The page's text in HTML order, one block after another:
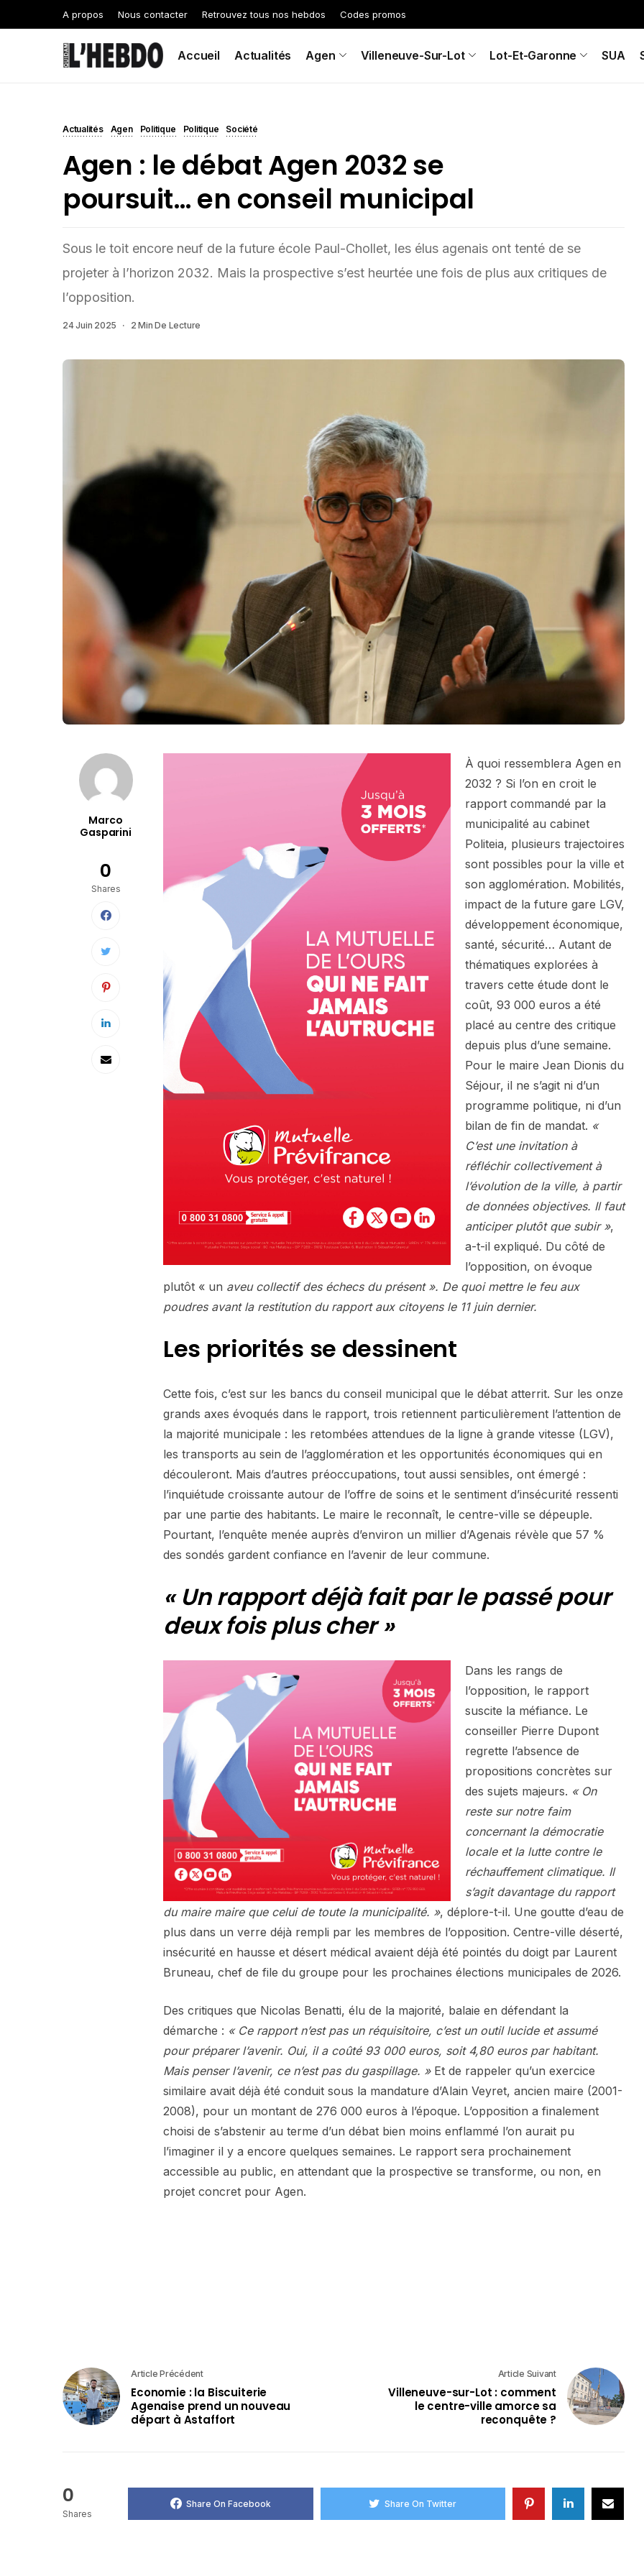
A propos Nous contacter Retrouvez tous nos hebdos Codes promos
Accueil Actualités Agen Villeneuve-Sur-Lot Lot-Et-Garonne SUA
Actualités Agen Politique Politique Société
Agen : le débat Agen 2032 se
poursuit… en conseil municipal
Sous le toit encore neuf de la future école Paul-Chollet, les élus agenais ont tenté de se
projeter à l’horizon 2032. Mais la prospective s’est heurtée une fois de plus aux critiques de
l’opposition.
24 Juin 2025 2 Min De Lecture
Marco
Gasparini
0
Shares
À quoi ressemblera Agen en
2032 ? Si l’on en croit le
rapport commandé par la
municipalité au cabinet
Politeia, plusieurs trajectoires
sont possibles pour la ville et
son agglomération. Mobilités,
impact de la future gare LGV,
développement économique,
santé, sécurité… Autant de
thématiques explorées à
travers cette étude dont le
coût, 93 000 euros a été
placé au centre des critique
depuis plus d’une semaine.
Pour le maire Jean Dionis du
Séjour, il ne s’agit ni d’un
programme politique, ni d’un
bilan de fin de mandat. «
C’est une invitation à
réfléchir collectivement à
l’évolution de la ville, à partir
de données objectives. Il faut
anticiper plutôt que subir »,
a-t-il expliqué. Du côté de
l’opposition, on évoque
plutôt « un aveu collectif des échecs du présent ». De quoi mettre le feu aux
poudres avant la restitution du rapport aux citoyens le 11 juin dernier.
Les priorités se dessinent
Cette fois, c’est sur les bancs du conseil municipal que le débat atterrit. Sur les onze
grands axes évoqués dans le rapport, trois retiennent particulièrement l’attention de
la majorité municipale : les retombées attendues de la ligne à grande vitesse (LGV),
les transports au sein de l’agglomération et les opportunités économiques qui en
découleront. Mais d’autres préoccupations, tout aussi sensibles, ont émergé :
l’inquiétude croissante autour de l’offre de soins et le sentiment d’insécurité ressenti
par une partie des habitants. Le maire le reconnaît, le centre-ville se dépeuple.
Pourtant, l’enquête menée auprès d’environ un millier d’Agenais révèle que 57 %
des sondés gardent confiance en l’avenir de leur commune.
« Un rapport déjà fait par le passé pour
deux fois plus cher »
Dans les rangs de
l’opposition, le rapport
suscite la méfiance. Le
conseiller Pierre Dupont
regrette l’absence de
propositions concrètes sur
des sujets majeurs. « On
reste sur notre faim
concernant la démocratie
locale et la lutte contre le
réchauffement climatique. Il
s’agit davantage du rapport
du maire maire que celui de toute la municipalité. », déplore-t-il. Une goutte d’eau de
plus dans un verre déjà rempli par les membres de l’opposition. Centre-ville déserté,
insécurité en hausse et désert médical avaient déjà été pointés du doigt par Laurent
Bruneau, chef de file du groupe pour les prochaines élections municipales de 2026.
Des critiques que Nicolas Benatti, élu de la majorité, balaie en défendant la
démarche : « Ce rapport n’est pas un réquisitoire, c’est un outil lucide et assumé
pour préparer l’avenir. Oui, il a coûté 93 000 euros, soit 4,80 euros par habitant.
Mais penser l’avenir, ce n’est pas du gaspillage. »Et de rappeler qu’un exercice
similaire avait déjà été conduit sous la mandature d’Alain Veyret, ancien maire (2001-
2008), pour un montant de 276 000 euros à l’époque. L’opposition a finalement
choisi de s’abstenir au terme d’un débat bien moins enflammé l’on aurait pu
l’imaginer il y a encore quelques semaines. Le rapport sera prochainement
accessible au public, en attendant que la prospective se transforme, ou non, en
projet concret pour Agen.
Article Précédent
Economie : la Biscuiterie
Agenaise prend un nouveau
départ à Astaffort
Article Suivant
Villeneuve-sur-Lot : comment
le centre-ville amorce sa
reconquête ?
0
Shares
Share On Facebook Share On Twitter